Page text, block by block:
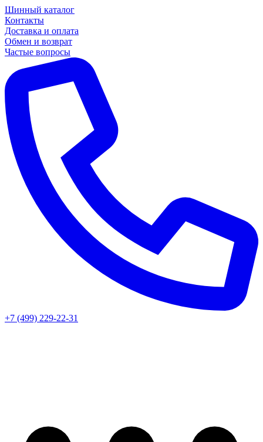
Шинный каталог
Контакты
Доставка и оплата
Обмен и возврат
Частые вопросы
+7 (499) 229-22-31